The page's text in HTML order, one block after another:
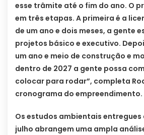
esse trâmite até o fim do ano. O
em três etapas. A primeira é a
de um ano e dois meses, a gente
projetos básico e executivo.
um ano e meio de construção e
dentro de 2027 a gente possa
colocar para rodar”, completa
cronograma do empreendimento.
Os estudos ambientais entregues
julho abrangem uma ampla